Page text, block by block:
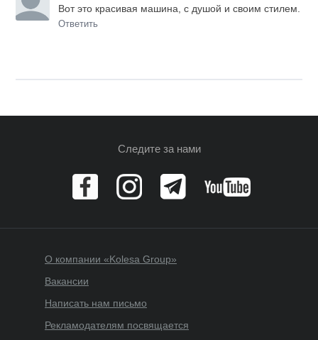
Вот это красивая машина, с душой и своим стилем.
Ответить
Следите за нами
О компании «Kolesa Group»
Вакансии
Написать нам письмо
Рекламодателям посвящается